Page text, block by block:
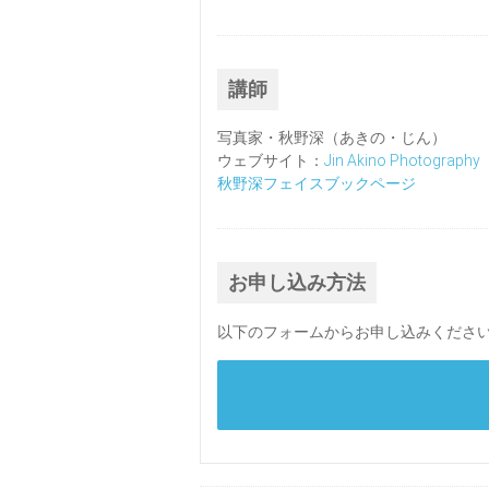
講師
写真家・秋野深（あきの・じん）
ウェブサイト： Jin Akino Photography
秋野深フェイスブックページ
お申し込み方法
以下のフォームからお申し込みくださ